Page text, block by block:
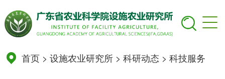
首页 >设施农业研究所 >科研动态 >科技服务